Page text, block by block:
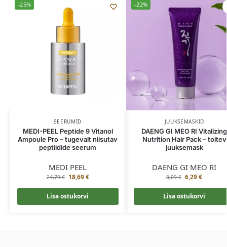
-25%
SEERUMID
MEDI-PEEL Peptide 9 Vitanol
Ampoule Pro – tugevalt niisutav
peptiidide seerum
MEDI PEEL
24,79€ 18,69€
Lisa ostukorvi
-22%
JUUKSEMASKID
DAENG GI MEO RI Vitalizing
Nutrition Hair Pack – toitev
juuksemask
DAENG GI MEO RI
8,09€ 6,29€
Lisa ostukorvi